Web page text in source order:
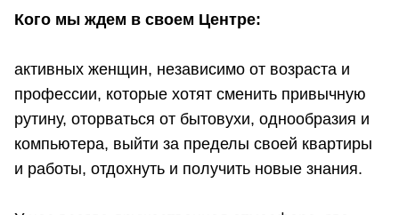
Кого мы ждем в своем Центре:
активных женщин, независимо от возраста и
профессии, которые хотят сменить привычную
рутину, оторваться от бытовухи, однообразия и
компьютера, выйти за пределы своей квартиры
и работы, отдохнуть и получить новые знания.